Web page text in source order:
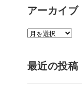
アーカイブ
ア
イ
ブ
最近の投稿